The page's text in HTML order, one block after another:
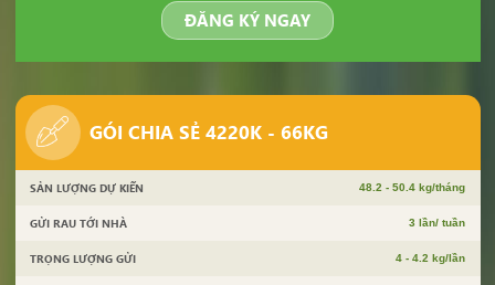
ĐĂNG KÝ NGAY
GÓI CHIA SẺ 4220K - 66KG
SẢN LƯỢNG DỰ KIẾN 48.2 - 50.4 kg/tháng
GỬI RAU TỚI NHÀ 3 lần/ tuần
TRỌNG LƯỢNG GỬI 4 - 4.2 kg/lần